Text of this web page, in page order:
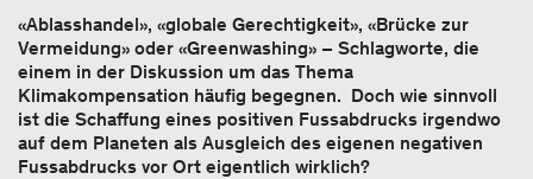
«Ablasshandel», «globale Gerechtigkeit», «Brücke zur
Vermeidung» oder «Greenwashing» – Schlagworte, die
einem in der Diskussion um das Thema
Klimakompensation häufig begegnen. Doch wie sinnvoll
ist die Schaffung eines positiven Fussabdrucks irgendwo
auf dem Planeten als Ausgleich des eigenen negativen
Fussabdrucks vor Ort eigentlich wirklich?